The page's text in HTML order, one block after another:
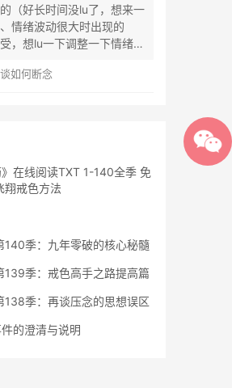
（好长时间没lu了，想来一
情绪波动很大时出现的
受，想lu一下调整一下情绪）
如何断念
》在线阅读TXT 1-140全季 免
翔戒色方法
140季：九年零破的核心秘髓
139季：戒色高手之路提高篇
138季：再谈压念的思想误区
的澄清与说明